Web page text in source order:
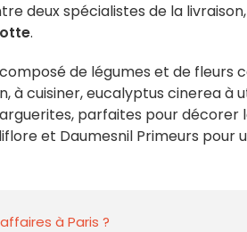
deux spécialistes de la
.
de légumes et de fleurs
cuisiner, eucalyptus cinerea à
parfaites pour décorer
et Daumesnil Primeurs pour
à Paris ?